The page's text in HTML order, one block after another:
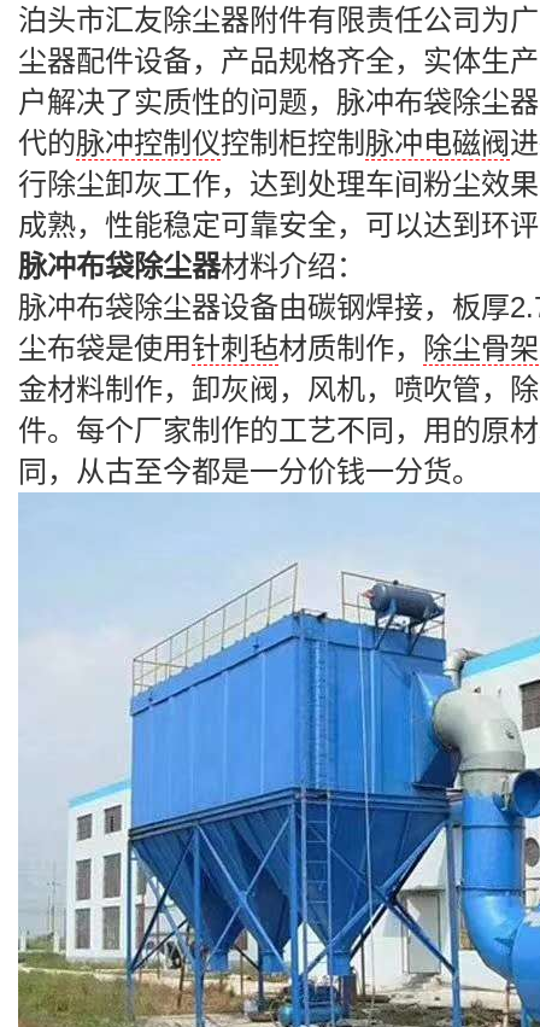
泊头市汇友除尘器附件有限责任公司为
尘器配件设备，产品规格齐全，实体生
户解决了实质性的问题，脉冲布袋除尘
代的脉冲控制仪控制柜控制 脉冲电磁阀
行除尘卸灰工作，达到处理车间粉尘效
成熟，性能稳定可靠安全，可以达到环
脉冲布袋除尘器材料介绍：
脉冲布袋除尘器设备由碳钢焊接，板厚
尘布袋是使用针刺毡材质制作， 除尘骨架
金材料制作，卸灰阀，风机，喷吹管，
件。每个厂家制作的工艺不同，用的原
同，从古至今都是一分价钱一分货。